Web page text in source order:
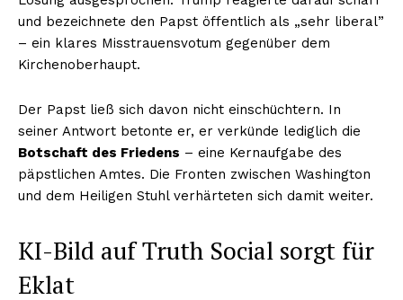
und bezeichnete den Papst öffentlich als „sehr liberal”
– ein klares Misstrauensvotum gegenüber dem
Kirchenoberhaupt.
Der Papst ließ sich davon nicht einschüchtern. In
seiner Antwort betonte er, er verkünde lediglich die
Botschaft des Friedens – eine Kernaufgabe des
päpstlichen Amtes. Die Fronten zwischen Washington
und dem Heiligen Stuhl verhärteten sich damit weiter.
KI-Bild auf Truth Social sorgt für
Eklat